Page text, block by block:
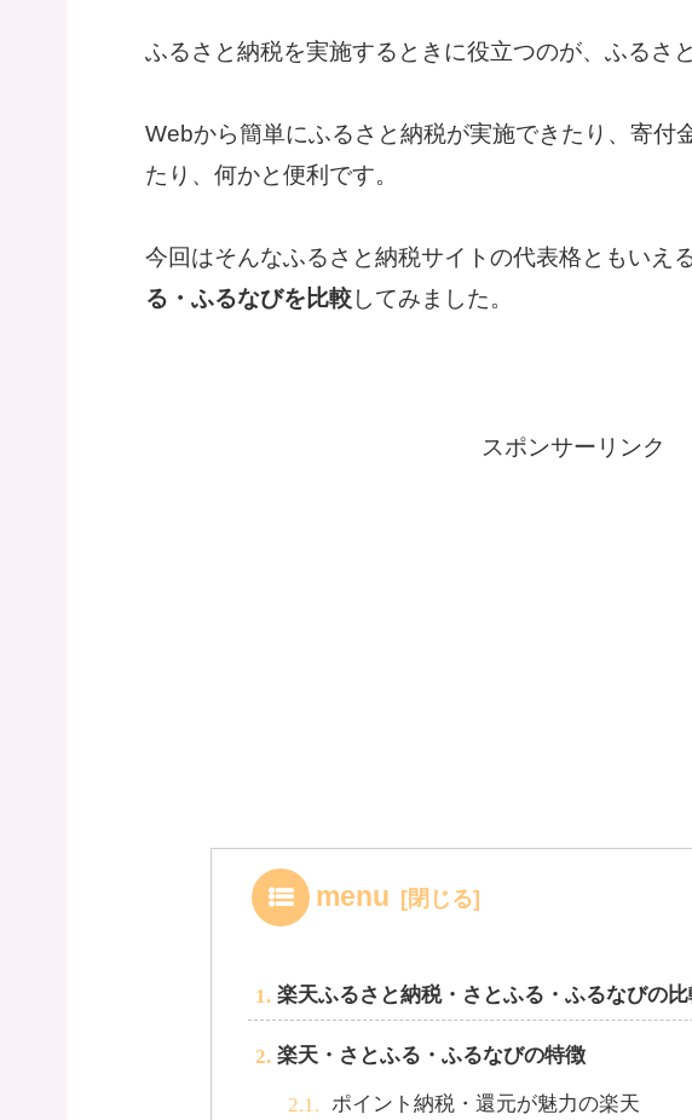
ふるさと納税を実施するときに役立つのが、ふるさ
Webから簡単にふるさと納税が実施できたり、寄付
たり、何かと便利です。
今回はそんなふるさと納税サイトの代表格ともいえる
る・ふるなびを比較してみました。
スポンサーリンク
menu
楽天ふるさと納税・さとふる・ふるなびの
楽天・さとふる・ふるなびの特徴
ポイント納税・還元が魅力の楽天